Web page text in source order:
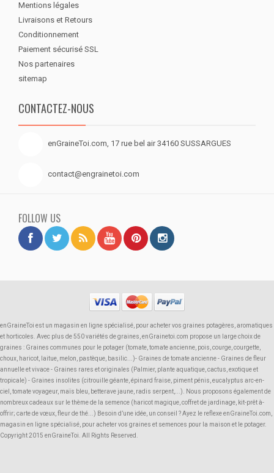
Mentions légales
Livraisons et Retours
Conditionnement
Paiement sécurisé SSL
Nos partenaires
sitemap
CONTACTEZ-NOUS
enGraineToi.com, 17 rue bel air 34160 SUSSARGUES
contact@engrainetoi.com
FOLLOW US
enGraineToi est un magasin en ligne spécialisé, pour acheter vos graines potagères, aromatiques
et horticoles. Avec plus de 550 variétés de graines, enGrainetoi.com propose un large choix de
graines : Graines communes pour le potager (tomate, tomate ancienne, pois, courge, courgette,
choux, haricot, laitue, melon, pastèque, basilic...)- Graines de tomate ancienne - Graines de fleur
annuelle et vivace - Graines rares et originales (Palmier, plante aquatique, cactus, exotique et
tropicale) - Graines insolites (citrouille géante, épinard fraise, piment pénis, eucalyptus arc-en-
ciel, tomate voyageur, maïs bleu, betterave jaune, radis serpent,...). Nous proposons également de
nombreux cadeaux sur le thème de la semence (haricot magique, coffret de jardinage, kit-prêt à-
offrir; carte de vœux, fleur de thé...) Besoin d’une idée, un conseil ? Ayez le reflexe enGraineToi.com,
magasin en ligne spécialisé, pour acheter vos graines et semences pour la maison et le potager.
Copyright 2015 enGraineToi. All Rights Reserved.